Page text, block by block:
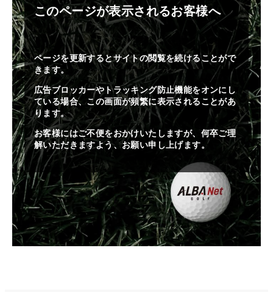
このページが表示されるお客様へ
ページを更新するとサイトの閲覧を続けることがで
きます。
広告ブロッカーやトラッキング防止機能をオンにし
ている場合、この画面が頻繁に表示されることがあ
ります。
お客様にはご不便をおかけいたしますが、何卒ご理
解いただきますよう、お願い申し上げます。